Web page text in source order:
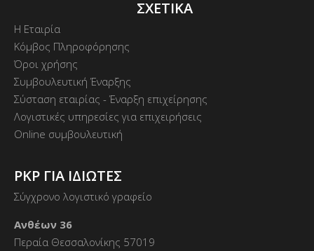
ΣΧΕΤΙΚΑ
Η Εταιρία
Κόμβος Πληροφόρησης
Όροι χρήσης
Συμβουλευτική Έναρξης
Σύσταση εταιρίας - Έναρξη επιχείρησης
Λογιστικές υπηρεσίες για επιχειρήσεις
Online συμβουλευτική
PKP ΓΙΑ ΙΔΙΩΤΕΣ
Σύγχρονο λογιστικό γραφείο
Ανθέων 36
Περαία Θεσσαλονίκης 57019